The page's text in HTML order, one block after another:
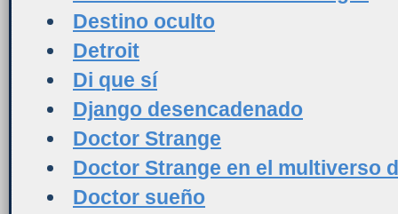
Destino oculto
Detroit
Di que sí
Django desencadenado
Doctor Strange
Doctor Strange en el multiverso
Doctor sueño